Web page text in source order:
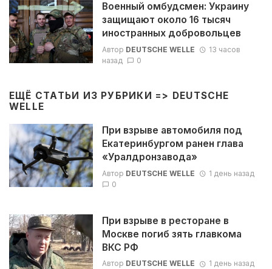
Военный омбудсмен: Украину
защищают около 16 тысяч
иностранных добровольцев
Автор DEUTSCHE WELLE
13 часов
назад
0
ЕЩЁ СТАТЬИ ИЗ РУБРИКИ => DEUTSCHE
WELLE
При взрыве автомобиля под
Екатеринбургом ранен глава
«Уралдронзавода»
Автор DEUTSCHE WELLE
1 день назад
0
При взрыве в ресторане в
Москве погиб зять главкома
ВКС РФ
Автор DEUTSCHE WELLE
1 день назад